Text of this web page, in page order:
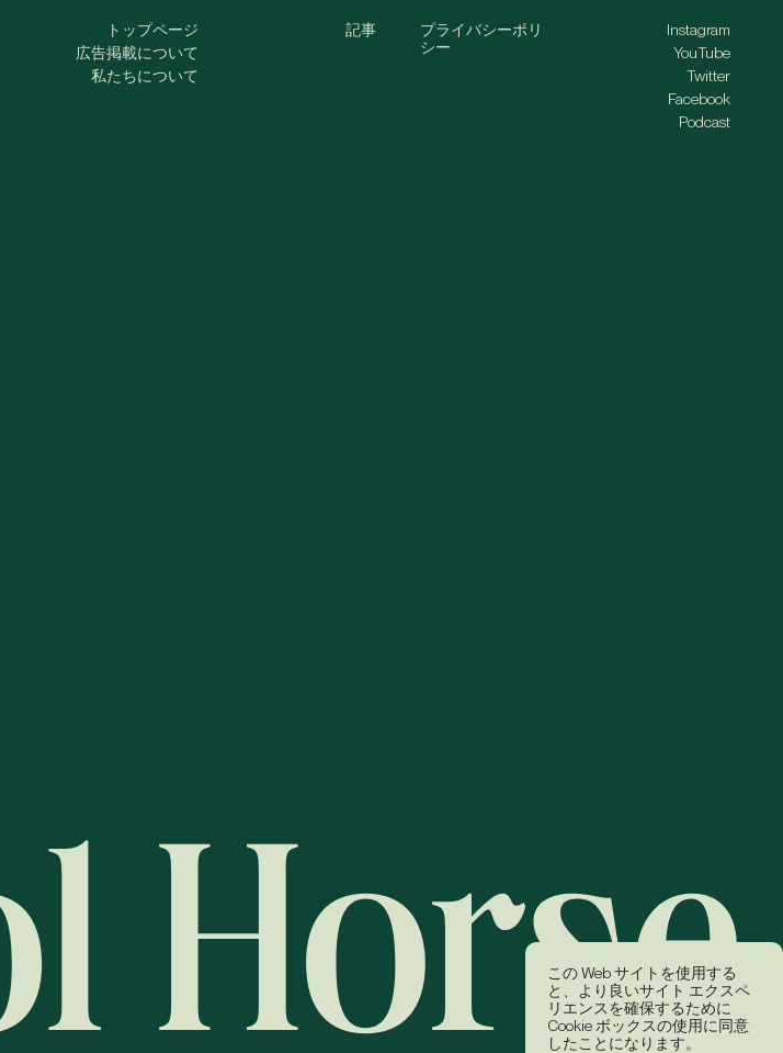
この Web サイトを使用する
と、より良いサイト エクスペ
リエンスを確保するために
Cookie ボックスの使用に同意
したことになります。
トップページ
広告掲載について
私たちについて
記事
プライバシーポリ
シー
Instagram
YouTube
Twitter
Facebook
Podcast